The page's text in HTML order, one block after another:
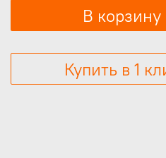
В корзину
Купить в 1